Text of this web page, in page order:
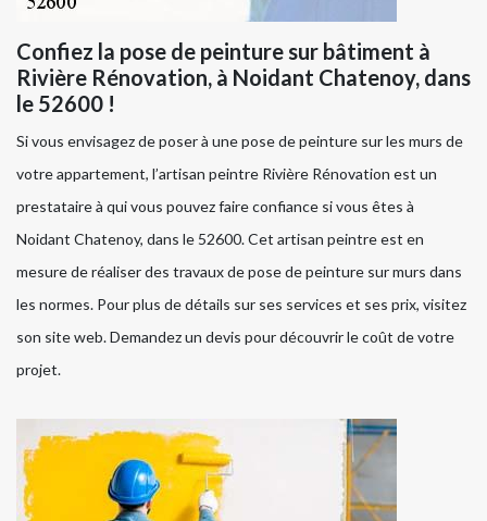
Confiez la pose de peinture sur bâtiment à
Rivière Rénovation, à Noidant Chatenoy, dans
le 52600 !
Si vous envisagez de poser à une pose de peinture sur les murs de
votre appartement, l’artisan peintre Rivière Rénovation est un
prestataire à qui vous pouvez faire confiance si vous êtes à
Noidant Chatenoy, dans le 52600. Cet artisan peintre est en
mesure de réaliser des travaux de pose de peinture sur murs dans
les normes. Pour plus de détails sur ses services et ses prix, visitez
son site web. Demandez un devis pour découvrir le coût de votre
projet.